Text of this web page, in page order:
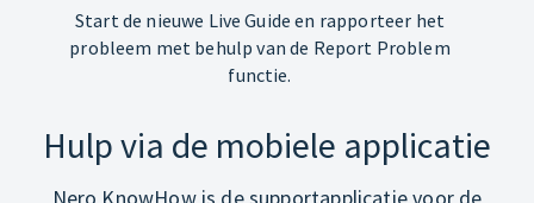
Start de nieuwe Live Guide en rapporteer het
probleem met behulp van de Report Problem
functie.
Hulp via de mobiele applicatie
Nero KnowHow is de supportapplicatie voor de